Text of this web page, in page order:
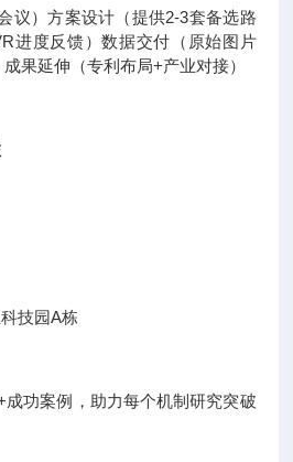
议）方案设计（提供2-3套备选路
进度反馈）数据交付（原始图片
果延伸（专利布局+产业对接）
技园A栋
功案例，助力每个机制研究突破